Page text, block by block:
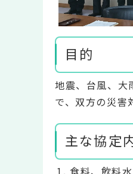
目的
地震、台風、大
で、双方の災害
主な協定
食料、飲料